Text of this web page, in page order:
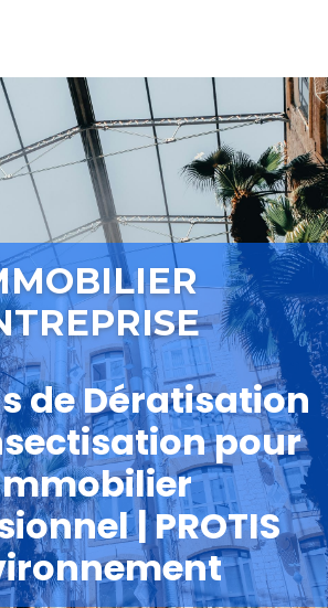
de Dératisation
pour
| PROTIS